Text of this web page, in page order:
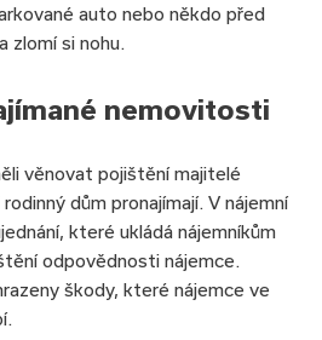
auto nebo někdo před
zlomí si nohu.
nemovitosti
věnovat pojištění majitelé
dům pronajímají. V nájemní
které ukládá nájemníkům
odpovědnosti nájemce.
škody, které nájemce ve